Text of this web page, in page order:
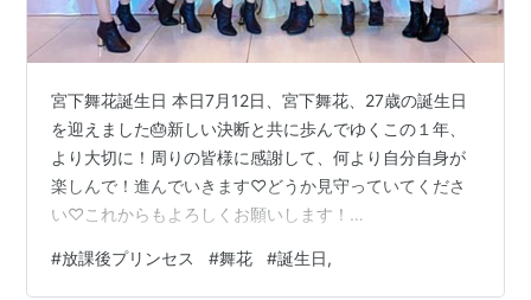
宮下舞花誕生日 本日7月12日、宮下舞花、27歳の誕生日
を迎えました🎂新しい決断と共に歩んでゆくこの１年、
より大切に！周りの皆様に感謝して、何より自分自身が
楽しんで！進んでいきます♡どうか見守っていてくださ
い♡これからもよろしくお願いします！
リンセス (@maikamaimaika) July 11, 2020 まいちゃん
#放課後プリンセス #舞花 #誕生日,